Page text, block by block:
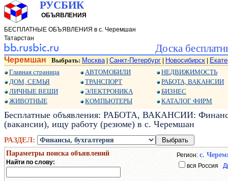
РУСБИК
ОБЪЯВЛЕНИЯ
БЕСПЛАТНЫЕ ОБЪЯВЛЕНИЯ в с. Черемшан
Татарстан
Доска
Черемшан Выбрать: Москва| Санкт-Петербург Новосибирск
Главная страница
ДОМ, СЕМЬЯ
ЛИЧНЫЕ ВЕЩИ
ЖИВОТНЫЕ
АВТОМОБИЛИ
ТРАНСПОРТ
ЭЛЕКТРОНИКА
КОМПЬЮТЕРЫ
НЕДВИЖИМОСТЬ
РАБОТА, ВАКАНСИИ
БИЗНЕС
КАТАЛОГ ФИРМ
Бесплатные объявления: РАБОТА, ВАКАНСИИ:
(вакансии), ищу работу (резюме) в с. Черемшан
РАЗДЕЛ:
Параметры поиска объявлений
Найти по слову:
Регион: с.
вся Россия